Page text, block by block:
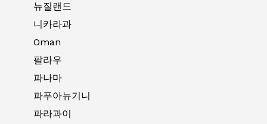
뉴질랜드
니카라과
Oman
팔라우
파나마
파푸아뉴기니
파라과이